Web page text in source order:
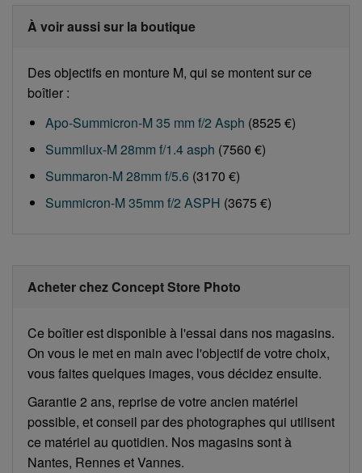
À voir aussi sur la boutique
Des objectifs en monture M, qui se montent sur ce
boîtier :
Apo-Summicron-M 35 mm f/2 Asph (8525 €)
Summilux-M 28mm f/1.4 asph (7560 €)
Summaron-M 28mm f/5.6 (3170 €)
Summicron-M 35mm f/2 ASPH (3675 €)
Acheter chez Concept Store Photo
Ce boîtier est disponible à l'essai dans nos magasins.
On vous le met en main avec l'objectif de votre choix,
vous faites quelques images, vous décidez ensuite.
Garantie 2 ans, reprise de votre ancien matériel
possible, et conseil par des photographes qui utilisent
ce matériel au quotidien. Nos magasins sont à
Nantes, Rennes et Vannes.